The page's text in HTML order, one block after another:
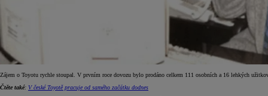
Zájem o Toyotu rychle stoupal. V prvním roce dovozu bylo prodáno celkem 111 osobních a 16 lehkých
Čtěte také: V české Toyotě pracuje od samého začátku dodnes